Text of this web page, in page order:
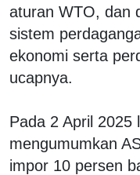
aturan WTO, dan
sistem
ekonomi serta
ucapnya.
Pada 2 April 2025
mengumumkan
impor 10 persen